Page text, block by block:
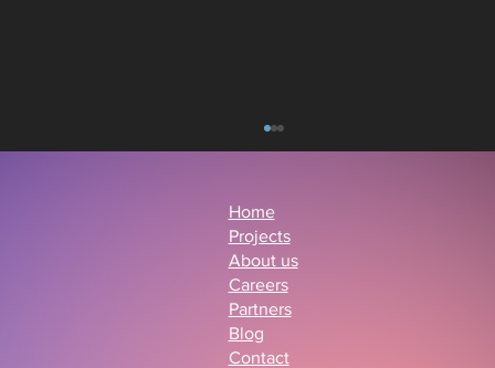
Home
Projects
About us
Careers
Partners
Blog
Contact